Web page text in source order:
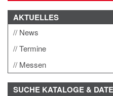
AKTUELLES
News
Termine
Messen
SUCHE KATALOGE &